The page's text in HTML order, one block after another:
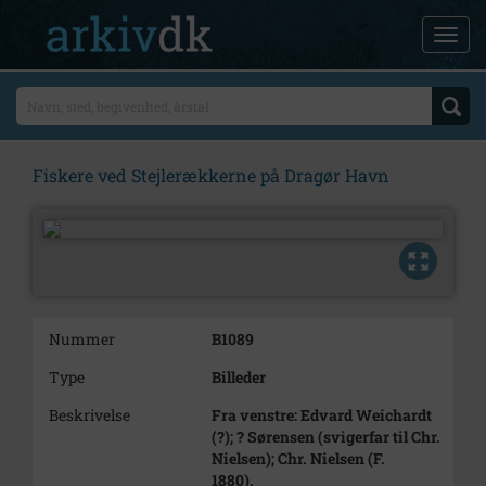
Fiskere ved Stejlerækkerne på Dragør Havn
Nummer
B1089
Type
Billeder
Beskrivelse
Fra venstre: Edvard Weichardt
(?); ? Sørensen (svigerfar til Chr.
Nielsen); Chr. Nielsen (F.
1880).